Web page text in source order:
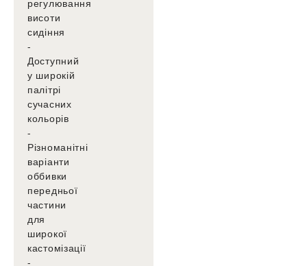
регулювання
висоти
сидіння
-
Доступний
у широкій
палітрі
сучасних
кольорів
-
Різноманітні
варіанти
оббивки
передньої
частини
для
широкої
кастомізації
-